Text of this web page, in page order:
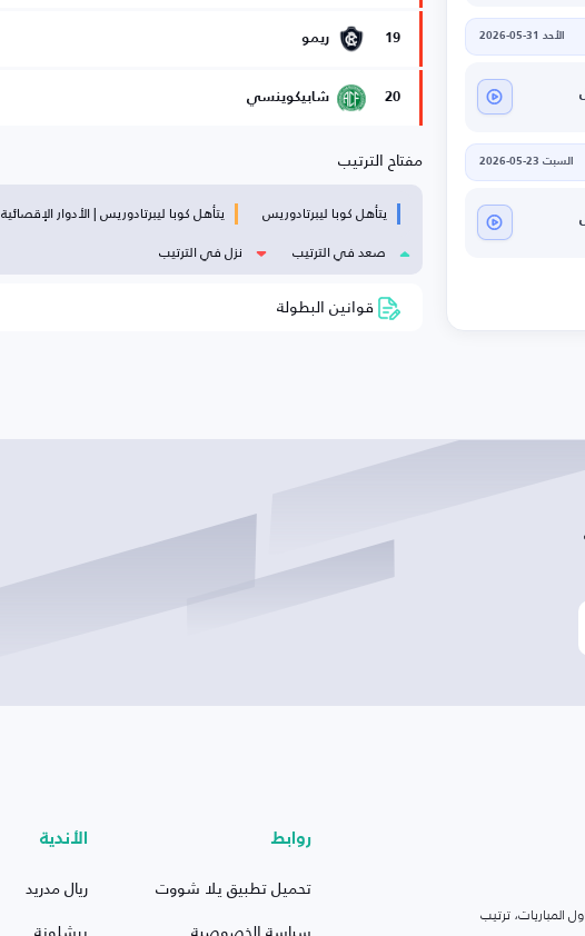
الأحد 31-05-2026
السبت 23-05-2026
19 ريمو
20 شابيكوينسي
مفتاح الترتيب
يتأهل كوبا ليبرتادوريس يتأهل كوبا ليبرتادوريس | الأدوار الإقصائية
صعد في الترتيب
نزل في الترتيب
قوانين البطولة
المباريات، ترتيب
روابط
تحميل تطبيق يلا شووت
الأندية
ريال مدريد